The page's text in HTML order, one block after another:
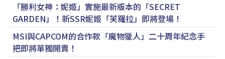
「勝利女神：妮姬」實施最新版本的「SECRET
GARDEN」！新SSR妮姬「芙羅拉」即將登場！
MSI與CAPCOM的合作款「魔物獵人」二十周年紀念手
把即將單獨開賣！